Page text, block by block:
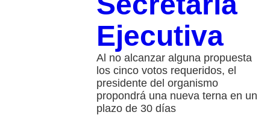
Ejecutiva
Al no alcanzar alguna propuesta
los cinco votos requeridos, el
presidente del organismo
propondrá una nueva terna en un
plazo de 30 días